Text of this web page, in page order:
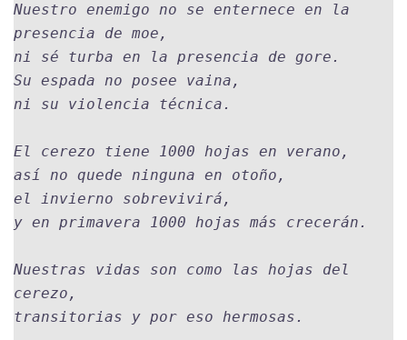
Nuestro enemigo no se enternece en la
presencia de moe,
ni sé turba en la presencia de gore.
Su espada no posee vaina,
ni su violencia técnica.
El cerezo tiene 1000 hojas en verano,
así no quede ninguna en otoño,
el invierno sobrevivirá,
y en primavera 1000 hojas más crecerán.
Nuestras vidas son como las hojas del
cerezo,